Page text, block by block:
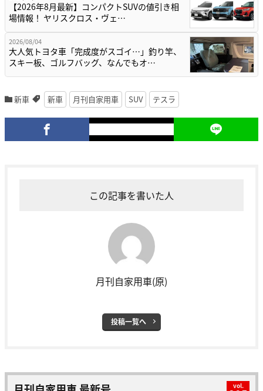
【2026年8月最新】コンパクトSUVの値引き相
場情報！ ヤリスクロス・ヴェ…
2026/08/04
大人気トヨタ車「完成度がスゴイ…」釣り竿、
スキー板、ゴルフバッグ、なんでもオ…
新車 新車 月刊自家用車 SUV テスラ
この記事を書いた人
月刊自家用車(原)
投稿一覧へ
vol.